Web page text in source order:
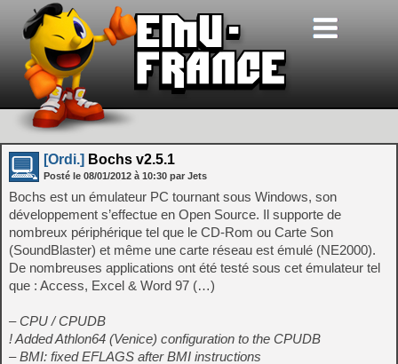
[Ordi.] Bochs v2.5.1
Posté le 08/01/2012 à 10:30 par Jets
Bochs est un émulateur PC tournant sous Windows, son
développement s’effectue en Open Source. Il supporte de
nombreux périphérique tel que le CD-Rom ou Carte Son
(SoundBlaster) et même une carte réseau est émulé (NE2000).
De nombreuses applications ont été testé sous cet émulateur tel
que : Access, Excel & Word 97 (…)
– CPU / CPUDB
! Added Athlon64 (Venice) configuration to the CPUDB
– BMI: fixed EFLAGS after BMI instructions